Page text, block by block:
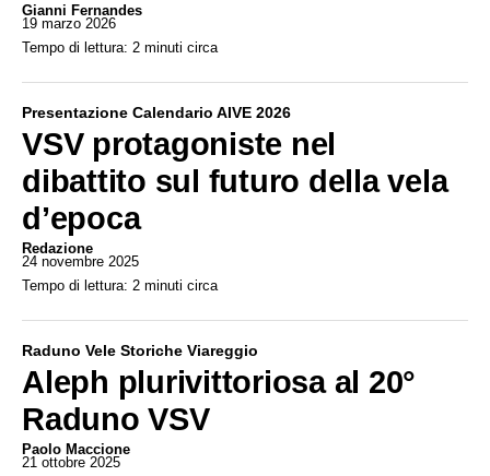
Gianni Fernandes
19 marzo 2026
Tempo di lettura: 2 minuti circa
Presentazione Calendario AIVE 2026
VSV protagoniste nel
dibattito sul futuro della vela
d’epoca
Redazione
24 novembre 2025
Tempo di lettura: 2 minuti circa
Raduno Vele Storiche Viareggio
Aleph plurivittoriosa al 20°
Raduno VSV
Paolo Maccione
21 ottobre 2025